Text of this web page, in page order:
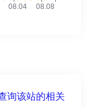
询该站的相关